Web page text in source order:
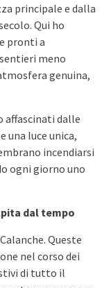
principale e dalla
Qui ho
pronti a
meno
genuina,
affascinati dalle
una luce unica,
incendiarsi
ogni giorno uno
dal tempo
Queste
nel corso dei
di tutto il